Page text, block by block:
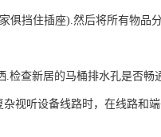
俱挡住插座).然后将所有物品
检查新居的马桶排水孔是否畅
视听设备线路时，在线路和